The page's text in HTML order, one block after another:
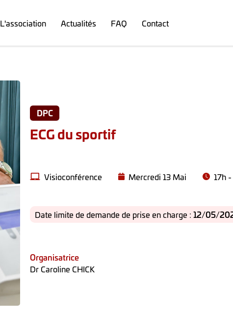
L'association Actualités FAQ Contact
DPC
ECG du sportif
Visioconférence Mercredi 13 Mai 17h
Date limite de demande de prise en charge : 12/05/
Organisatrice
Dr Caroline CHICK